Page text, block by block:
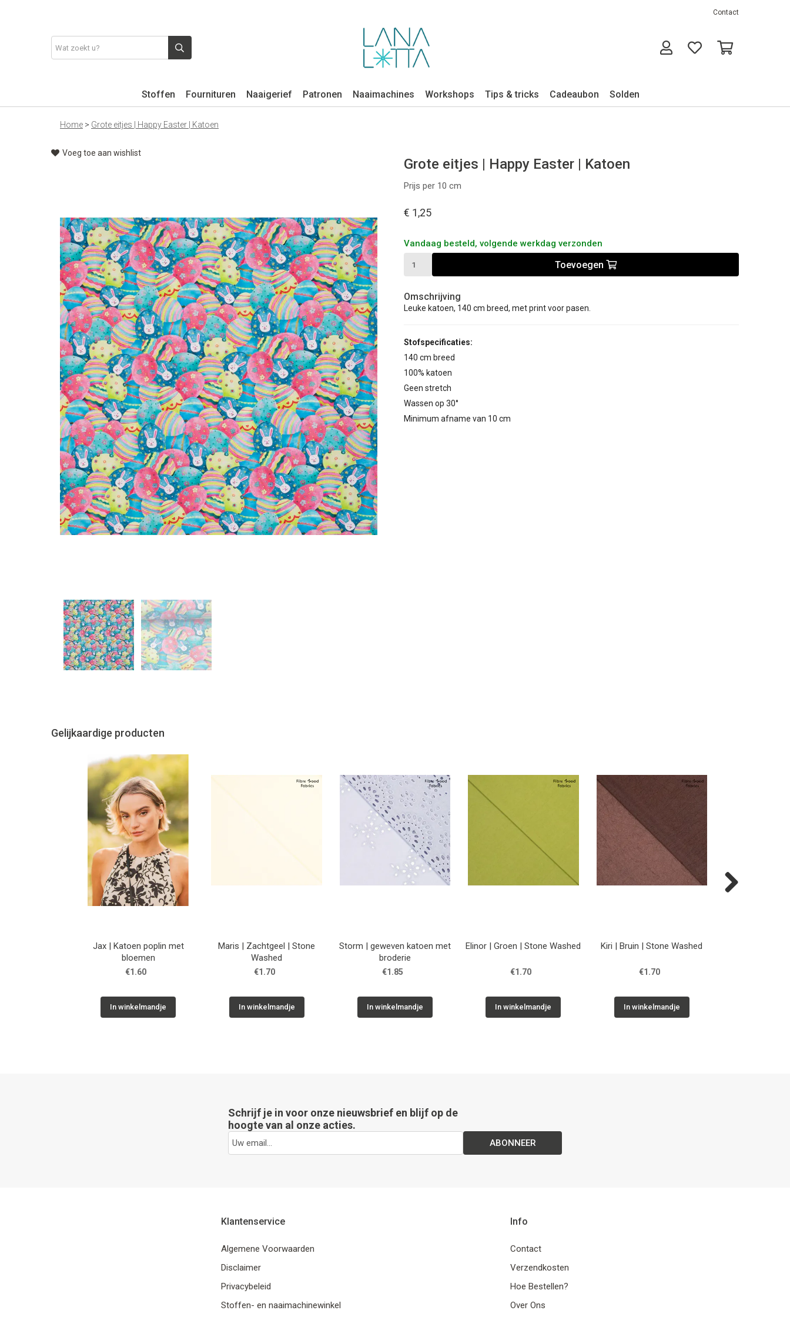
Contact
Stoffen Fournituren Naaigerief Patronen Naaimachines Workshops Tips & tricks Cadeaubon Solden
Home > Grote eitjes | Happy Easter | Katoen
Voeg toe aan wishlist
Grote eitjes | Happy Easter | Katoen
Prijs per 10 cm
€ 1,25
Vandaag besteld, volgende werkdag verzonden
Toevoegen
Omschrijving
Leuke katoen, 140 cm breed, met print voor pasen.
Stofspecificaties:
140 cm breed
100% katoen
Geen stretch
Wassen op 30°
Minimum afname van 10 cm
Gelijkaardige producten
Jax | Katoen poplin met
bloemen
€1.60
In winkelmandje
Maris | Zachtgeel | Stone
Washed
€1.70
In winkelmandje
Storm | geweven katoen met
broderie
€1.85
In winkelmandje
Elinor | Groen | Stone Washed
€1.70
In winkelmandje
Kiri | Bruin | Stone Washed
€1.70
In winkelmandje
Schrijf je in voor onze nieuwsbrief en blijf op de
hoogte van al onze acties.
ABONNEER
Klantenservice
Algemene Voorwaarden
Disclaimer
Privacybeleid
Stoffen- en naaimachinewinkel
Info
Contact
Verzendkosten
Hoe Bestellen?
Over Ons